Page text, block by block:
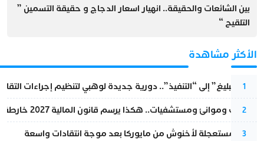
بين الشائعات والحقيقة.. انهيار اسعار الدجاج و حقيقة التسمين ”
التلقيح “
الأكثر مشاهدة
1
من “التبليغ” إلى “التنفيذ”.. دورية جديدة لوهبي لتنظيم إجراءات
2
قطارات وموانئ ومستشفيات.. هكذا يرسم قانون المالية 2027 خارطة المغرب المقبل
3
عودة مستعجلة لأخنوش من مايوركا بعد موجة انتقادات واسعة